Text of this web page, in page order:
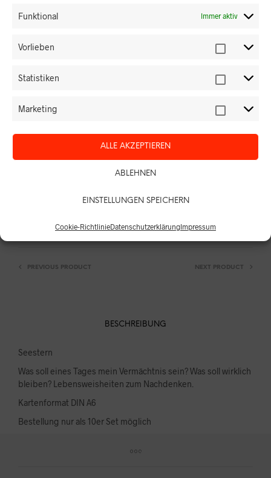
Funktional Immer aktiv
Vorlieben
Statistiken
Marketing
ALLE AKZEPTIEREN
ABLEHNEN
EINSTELLUNGEN SPEICHERN
Cookie-RichtlinieDatenschutzerklärungImpressum
13,00€
ERSCHEINUNGSDATUM: 15.05.2019
Inkl. MwSt.
KATEGORIEN:KARTEN,LEBENSWEISHEITEN
PREVIOUS PRODUCT NEXT PRODUCT
BESCHREIBUNG
Seestern
Was soll eines Tages mein Vermächtnis sein? Was soll wirklich
bleiben? Lebensweisheiten zum Nachdenken.
Kartenformat DIN A6
Bestellung nur als 10er Set möglich